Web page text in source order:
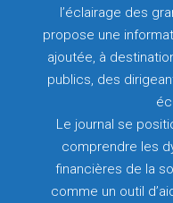
l’éclairage des
propose une
ajoutée, à
publics, des
Le journal se
comprendre les
financières de la
comme un outil